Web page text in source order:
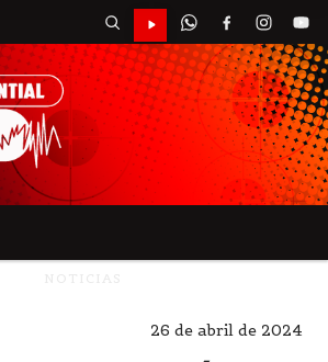
26 de abril de 2024